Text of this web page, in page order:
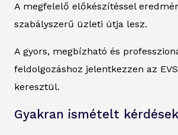
A megfelelő előkészítéssel
szabályszerű üzleti útja lesz.
A gyors, megbízható és
feldolgozáshoz jelentkezzen az
keresztül.
Gyakran ismételt kérdések